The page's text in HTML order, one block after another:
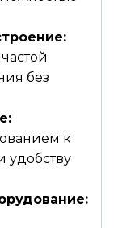
без
к
удобству